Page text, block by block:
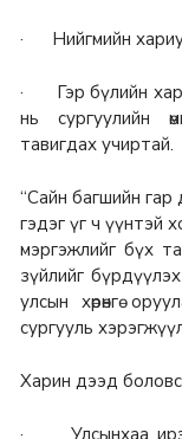
· Нийгмийн
· Гэр бүлийн
нь сургуулийн
тавигдах учиртай.
“Сайн багшийн
гэдэг үг ч үүнтэй
мэргэжлийг бүх
зүйлийг
улсын хөрөнгө
сургууль
Харин дээд